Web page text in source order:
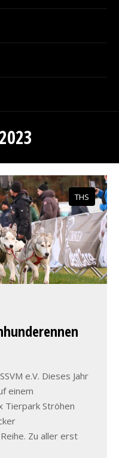
THS
e.V. Dieses Jahr
einem
Tierpark Ströhen
Zu aller erst